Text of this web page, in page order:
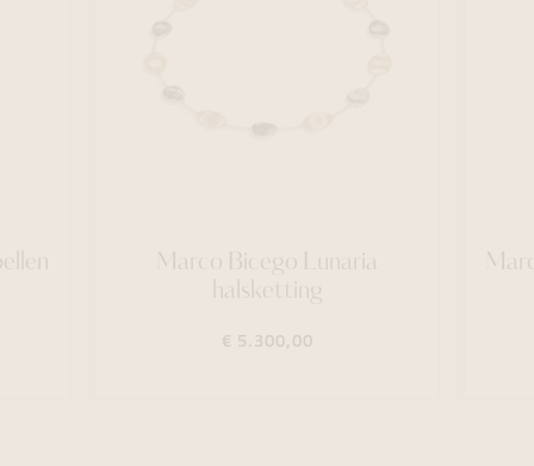
Marco Bicego Lunaria
halsketting
€ 5.300,00